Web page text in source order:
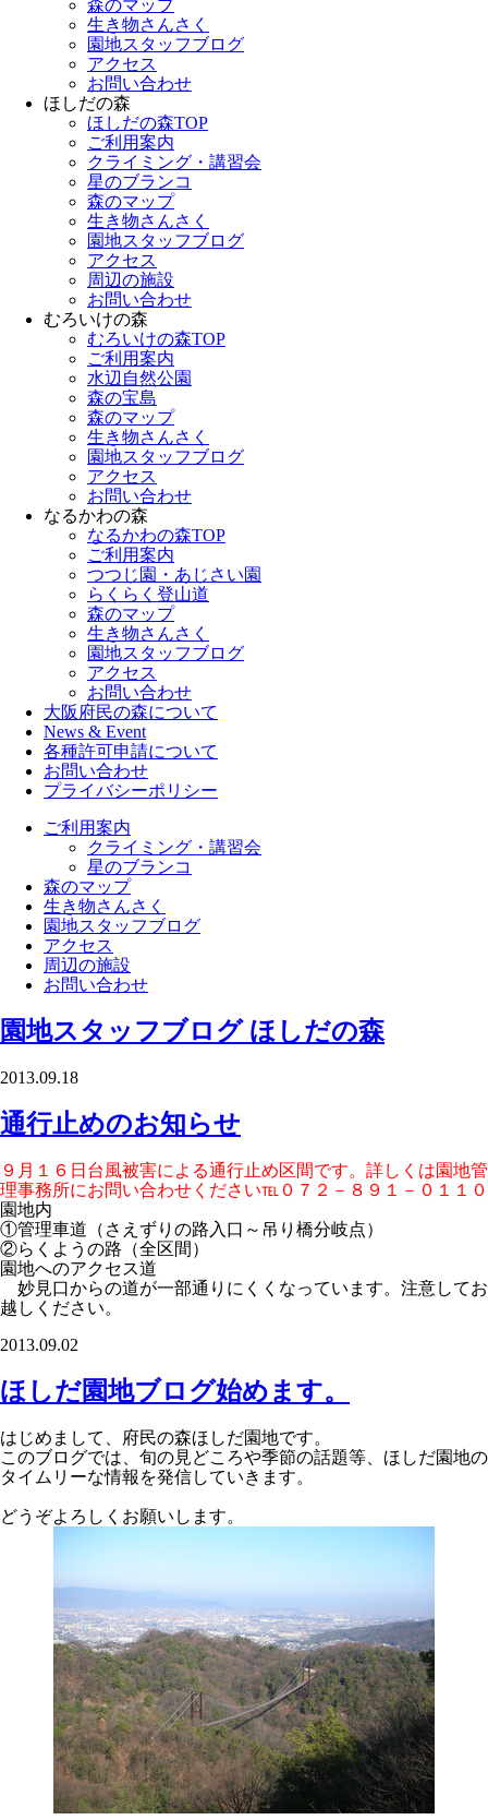
森のマップ
生き物さんさく
園地スタッフブログ
アクセス
お問い合わせ
ほしだの森
ほしだの森TOP
ご利用案内
クライミング・講習会
星のブランコ
森のマップ
生き物さんさく
園地スタッフブログ
アクセス
周辺の施設
お問い合わせ
むろいけの森
むろいけの森TOP
ご利用案内
水辺自然公園
森の宝島
森のマップ
生き物さんさく
園地スタッフブログ
アクセス
お問い合わせ
なるかわの森
なるかわの森TOP
ご利用案内
つつじ園・あじさい園
らくらく登山道
森のマップ
生き物さんさく
園地スタッフブログ
アクセス
お問い合わせ
大阪府民の森について
News & Event
各種許可申請について
お問い合わせ
プライバシーポリシー
ご利用案内
クライミング・講習会
星のブランコ
森のマップ
生き物さんさく
園地スタッフブログ
アクセス
周辺の施設
お問い合わせ
園地スタッフブログ ほしだの森
2013.09.18
通行止めのお知らせ
９月１６日台風被害による通行止め区間です。詳しくは園地管
理事務所にお問い合わせください℡０７２－８９１－０１１０
園地内
①管理車道（さえずりの路入口～吊り橋分岐点）
②らくようの路（全区間）
園地へのアクセス道
妙見口からの道が一部通りにくくなっています。注意してお
越しください。
2013.09.02
ほしだ園地ブログ始めます。
はじめまして、府民の森ほしだ園地です。
このブログでは、旬の見どころや季節の話題等、ほしだ園地の
タイムリーな情報を発信していきます。
どうぞよろしくお願いします。